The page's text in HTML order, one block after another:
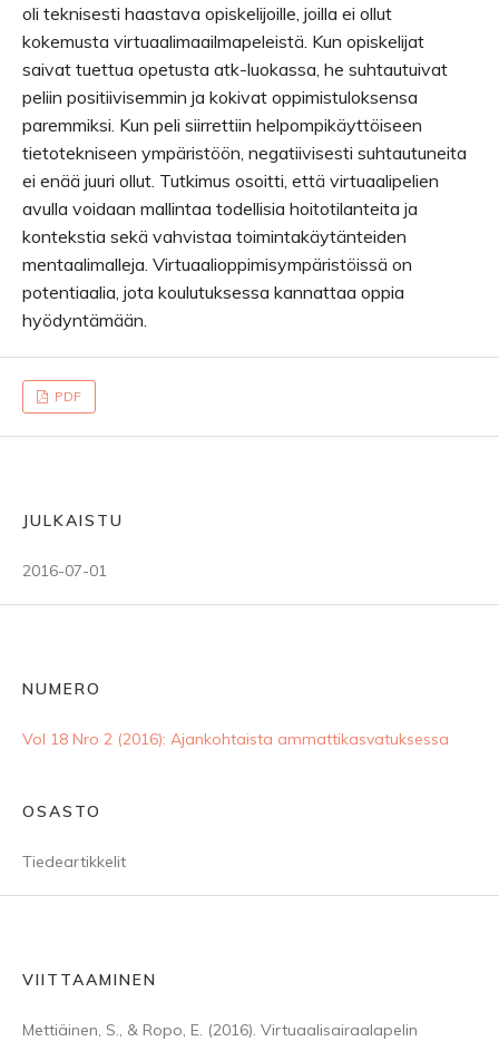
oli teknisesti haastava opiskelijoille, joilla ei ollut
kokemusta virtuaalimaailmapeleistä. Kun opiskelijat
saivat tuettua opetusta atk-luokassa, he suhtautuivat
peliin positiivisemmin ja kokivat oppimistuloksensa
paremmiksi. Kun peli siirrettiin helpompikäyttöiseen
tietotekniseen ympäristöön, negatiivisesti suhtautuneita
ei enää juuri ollut. Tutkimus osoitti, että virtuaalipelien
avulla voidaan mallintaa todellisia hoitotilanteita ja
kontekstia sekä vahvistaa toimintakäytänteiden
mentaalimalleja. Virtuaalioppimisympäristöissä on
potentiaalia, jota koulutuksessa kannattaa oppia
hyödyntämään.
PDF
JULKAISTU
2016-07-01
NUMERO
Vol 18 Nro 2 (2016): Ajankohtaista ammattikasvatuksessa
OSASTO
Tiedeartikkelit
VIITTAAMINEN
Mettiäinen, S., & Ropo, E. (2016). Virtuaalisairaalapelin